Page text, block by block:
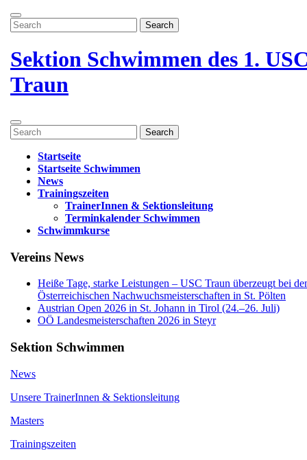
Zum
Inhalt
springen
Menü
öffnen
Search
for:
schließen
Sektion Schwimmen des 1.
Traun
Menü
öffnen
Search
for:
Startseite
Startseite Schwimmen
News
Trainingszeiten
TrainerInnen & Sektionsleitung
Terminkalender Schwimmen
Schwimmkurse
Menü
schließen
Vereins News
Heiße Tage, starke Leistungen – USC Traun überzeugt bei
Österreichischen Nachwuchsmeisterschaften in St. Pölten
Austrian Open 2026 in St. Johann in Tirol (24.–26. Juli)
OÖ Landesmeisterschaften 2026 in Steyr
Sektion Schwimmen
News
Unsere TrainerInnen & Sektionsleitung
Masters
Trainingszeiten